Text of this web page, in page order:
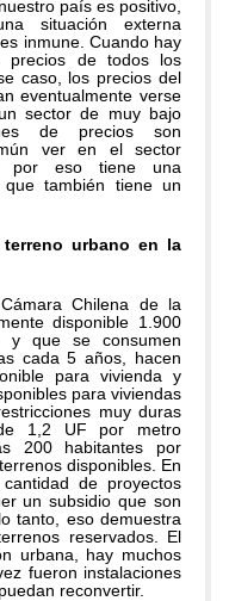
país es positivo,
situación externa
inmune. Cuando hay
precios de todos los
caso, los precios del
eventualmente verse
sector de muy bajo
de precios son
ver en el sector
por eso tiene una
también tiene un
urbano en la
Chilena de la
disponible 1.900
y que se consumen
cada 5 años, hacen
para vivienda y
para viviendas
muy duras
1,2 UF por metro
200 habitantes por
disponibles. En
de proyectos
un subsidio que son
tanto, eso demuestra
reservados. El
urbana, hay muchos
fueron instalaciones
reconvertir.